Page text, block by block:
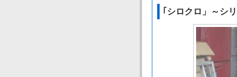
｢シロクロ」～シ